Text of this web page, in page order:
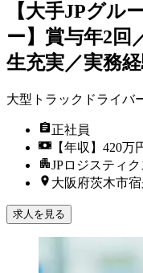
【大手JPグル
ー】賞与年2回
生充実／実務
大型トラックドライバ
正社員
【年収】420
JPロジスティ
大阪府茨木市宿
求人を見る